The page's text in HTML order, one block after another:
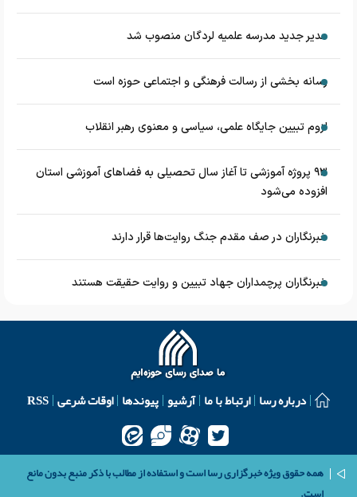
مدیر جدید مدرسه علمیه لردگان منصوب شد
رسانه بخشی از رسالت فرهنگی و اجتماعی حوزه است
لزوم تبیین جایگاه علمی، سیاسی و معنوی رهبر انقلاب
۹۳ پروژه آموزشی تا آغاز سال تحصیلی به فضاهای آموزشی استان
افزوده می‌شود
خبرنگاران در صف مقدم جنگ روایت‌ها قرار دارند
خبرنگاران پرچمداران جهاد تبیین و روایت حقیقت هستند
درباره رسا ارتباط با ما آرشیو پیوندها اوقات شرعی RSS
همه حقوق ویژه خبرگزاری رسا است و استفاده از مطالب با ذکر منبع بدون مانع